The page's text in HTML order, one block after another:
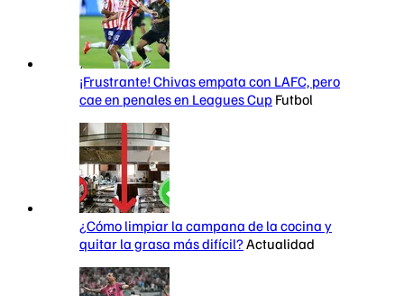
¡Frustrante! Chivas empata con LAFC, pero
cae en penales en Leagues Cup Futbol
¿Cómo limpiar la campana de la cocina y
quitar la grasa más difícil?Actualidad